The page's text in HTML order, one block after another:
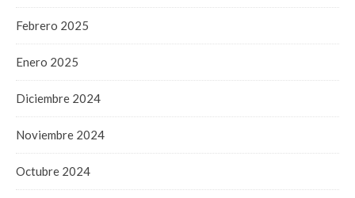
Febrero 2025
Enero 2025
Diciembre 2024
Noviembre 2024
Octubre 2024